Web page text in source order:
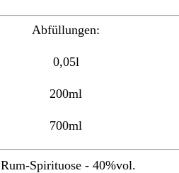
Abfüllungen:
0,05l
200ml
700ml
Rum-Spirituose - 40%vol.